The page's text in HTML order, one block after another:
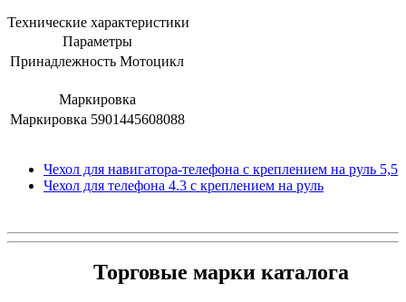
Технические характеристики
Параметры
Принадлежность Мотоцикл
Маркировка
Маркировка 5901445608088
Чехол для навигатора-телефона с креплением на руль 5,5
Чехол для телефона 4.3 с креплением на руль
Торговые марки каталога